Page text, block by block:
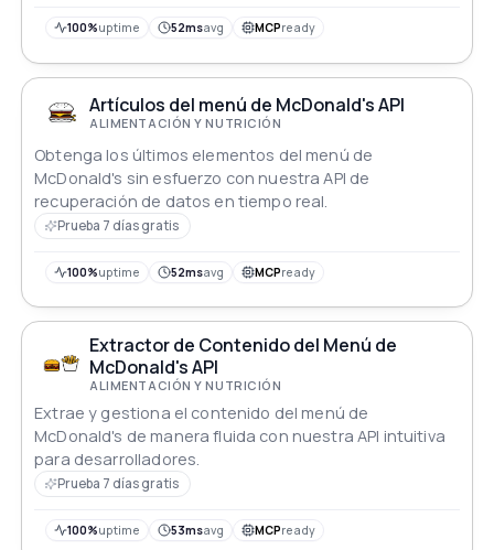
100%uptime 52msavg MCPready
Artículos del menú de McDonald's API
ALIMENTACIÓN Y NUTRICIÓN
Obtenga los últimos elementos del menú de
McDonald's sin esfuerzo con nuestra API de
recuperación de datos en tiempo real.
Prueba 7 días gratis
100%uptime 52msavg MCPready
Extractor de Contenido del Menú de
McDonald's API
ALIMENTACIÓN Y NUTRICIÓN
Extrae y gestiona el contenido del menú de
McDonald's de manera fluida con nuestra API intuitiva
para desarrolladores.
Prueba 7 días gratis
100%uptime 53msavg MCPready